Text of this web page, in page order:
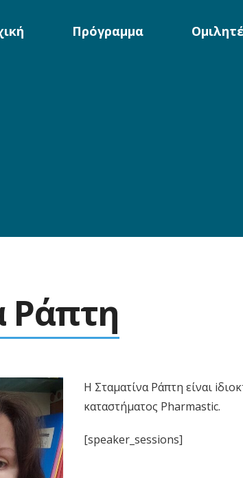
Πρόγραμμα
Ράπτη
Η Σταματίνα Ράπτη είναι
καταστήματος Pharmastic.
[speaker_sessions]